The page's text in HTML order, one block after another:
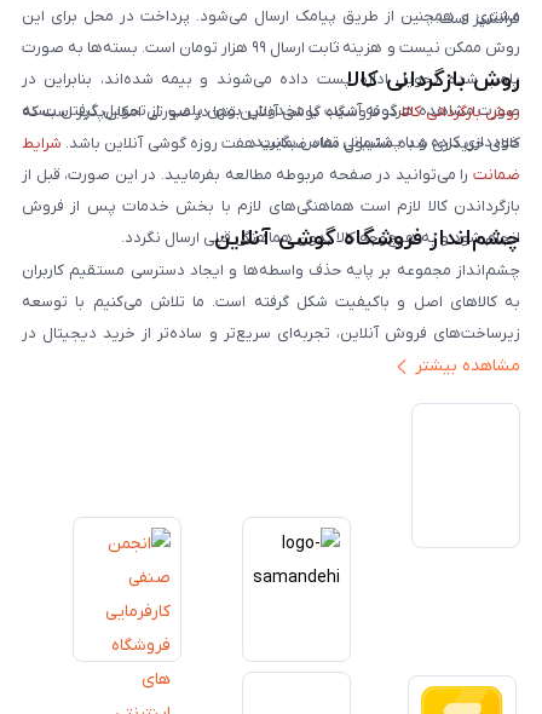
فرانشیز است.
مشتری و همچنین از طریق پیامک ارسال می‌شود. پرداخت در محل برای این
روش ممکن نیست و هزینه ثابت ارسال ۹۹ هزار تومان است. بسته‌ها به صورت
پلمپ شده تحویل اداره پست داده می‌شوند و بیمه شده‌اند، بنابراین در
صورت مشاهده هرگونه آسیب یا مخدوش بودن پلمپ، از تحویل گرفتن بسته
خودداری کرده و با پشتیبانی تماس بگیرید.
روش بازگردانی کالا
روش بازگردانی کالادر فروشگاه گوشی آنلاین تنها در صورتی امکان‌پذیر است که
کالای خریداری شده مشمول مفاد ضمانت هفت روزه گوشی آنلاین باشد. شرایط
ضمانت را می‌توانید در صفحه مربوطه مطالعه بفرمایید. در این صورت، قبل از
بازگرداندن کالا لازم است هماهنگی‌های لازم با بخش خدمات پس از فروش
انجام شود و به هیچ‌وجه کالا بدون هماهنگی قبلی ارسال نگردد.
چشم‌انداز فروشگاه گوشی آنلاین
چشم‌انداز مجموعه بر پایه حذف واسطه‌ها و ایجاد دسترسی مستقیم کاربران
به کالاهای اصل و باکیفیت شکل گرفته است. ما تلاش می‌کنیم با توسعه
زیرساخت‌های فروش آنلاین، تجربه‌ای سریع‌تر و ساده‌تر از خرید دیجیتال در
ایران ارائه دهیم. تبدیل‌شدن به مرجعی قابل اعتماد برای خرید کالای دیجیتال،
سمت تحقق این چشم‌انداز حرکت می‌کند.
مشاهده بیشتر